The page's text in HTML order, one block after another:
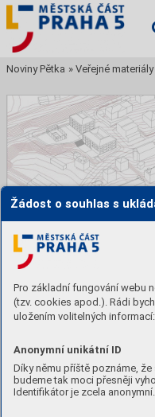
Žádost o souhlas s
Pro základní fungování webu
(tzv. cookies apod.). Rádi
uložením volitelných informací:
Anonymní unikátní ID
Díky němu příště poznáme,
budeme tak moci přesněji
Identifikátor je zcela anonymní.
Noviny Pětka » Veřejné materiály